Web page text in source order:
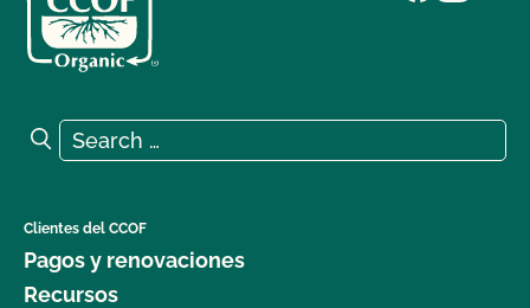
Search for:
Search
Clientes del CCOF
Pagos y renovaciones
Recursos